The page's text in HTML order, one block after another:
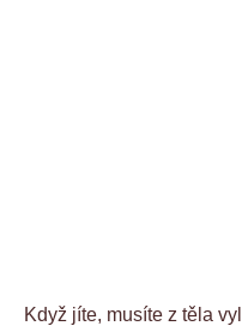
Když jíte, musíte z těla